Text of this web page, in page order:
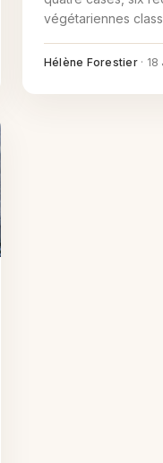
végétariennes
fond de placard du
sans énergie.
Hélène Forestier · 18